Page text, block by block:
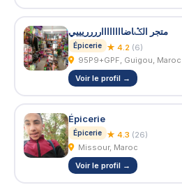
متجر الݣاضاااااااارررريييي
Épicerie ★ 4.2 (6)
95P9+GPF, Guigou, Maroc
Voir le profil →
Épicerie
Épicerie ★ 4.3 (26)
Missour, Maroc
Voir le profil →